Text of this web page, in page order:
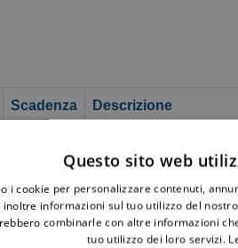
Scadenza Descrizione
settimane
Questo cookie viene
consenso sui cookie
funzioni correttamente.
1 giorno
Questo sito web
i cookie per personalizzare contenuti,
inoltre informazioni sul tuo utilizzo del
combinarle con altre informazioni
tuo utilizzo dei loro servizi.